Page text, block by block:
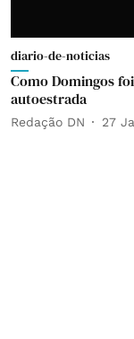
diario-de-noticias
Como Domingos
autoestrada
Redação DN 27